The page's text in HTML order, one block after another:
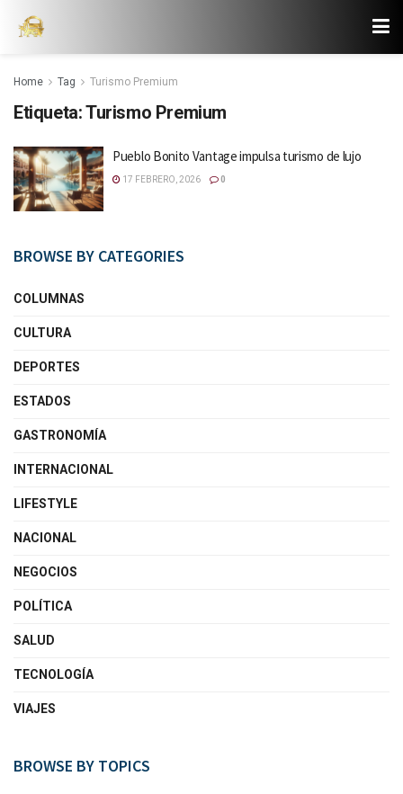
Home Tag Turismo Premium
Etiqueta:Turismo Premium
Pueblo Bonito Vantage impulsa turismo de lujo
17 FEBRERO, 2026 0
BROWSE BY CATEGORIES
COLUMNAS
CULTURA
DEPORTES
ESTADOS
GASTRONOMÍA
INTERNACIONAL
LIFESTYLE
NACIONAL
NEGOCIOS
POLÍTICA
SALUD
TECNOLOGÍA
VIAJES
BROWSE BY TOPICS